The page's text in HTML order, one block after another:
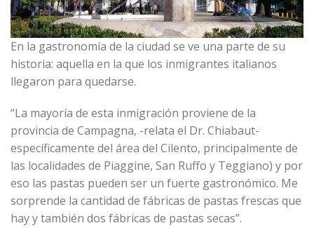
En la gastronomía de la ciudad se ve una parte de su
historia: aquella en la que los inmigrantes italianos
llegaron para quedarse.
“La mayoría de esta inmigración proviene de la
provincia de Campagna, -relata el Dr. Chiabaut-
específicamente del área del Cilento, principalmente de
las localidades de Piaggine, San Ruffo y Teggiano) y por
eso las pastas pueden ser un fuerte gastronómico. Me
sorprende la cantidad de fábricas de pastas frescas que
hay y también dos fábricas de pastas secas”.